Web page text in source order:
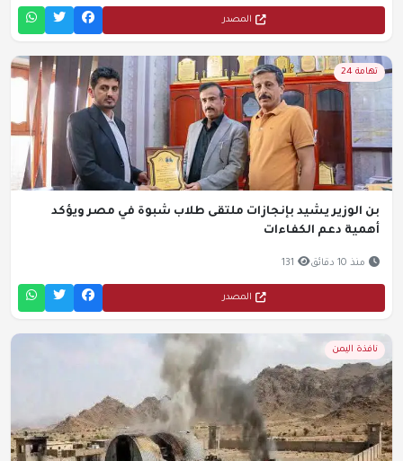
المصدر
تهامة 24
بن الوزير يشيد بإنجازات ملتقى طلاب شبوة في مصر ويؤكد
أهمية دعم الكفاءات
منذ 10 دقائق 131
المصدر
نافذة اليمن